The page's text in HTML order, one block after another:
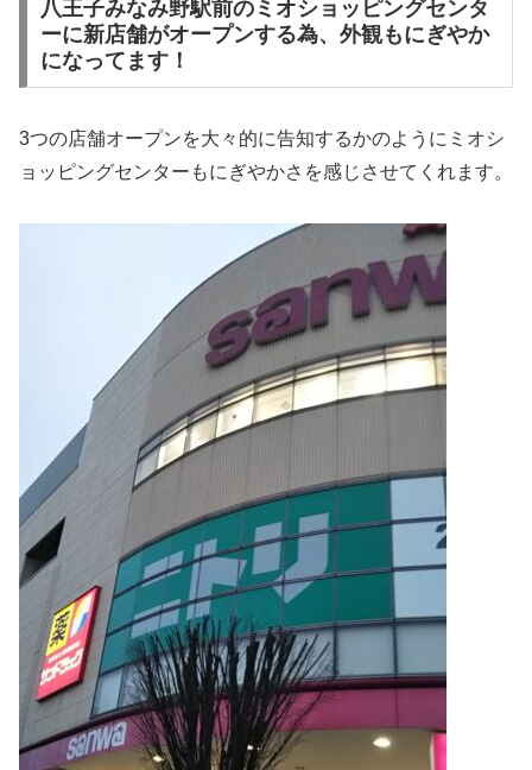
八王子みなみ野駅前のミオショッピングセンタ
ーに新店舗がオープンする為、外観もにぎやか
になってます！
3つの店舗オープンを大々的に告知するかのようにミオシ
ョッピングセンターもにぎやかさを感じさせてくれます。